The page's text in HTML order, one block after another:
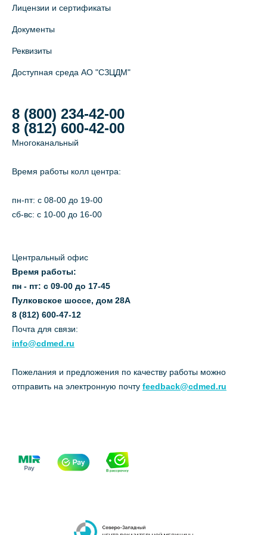
Лицензии и сертификаты
Документы
Реквизиты
Доступная среда АО "СЗЦДМ"
8 (800) 234-42-00
8 (812) 600-42-00
Многоканальный
Время работы колл центра:
пн-пт: c 08-00 до 19-00
сб-вс: с 10-00 до 16-00
Центральный офис
Время работы:
пн - пт: с 09-00 до 17-45
Пулковское шоссе, дом 28А
8 (812) 600-47-12
Почта для связи:
info@cdmed.ru
Пожелания и предложения по качеству работы можно
отправить на электронную почту feedback@cdmed.ru